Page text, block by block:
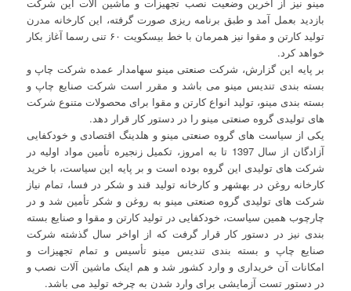
بازدید بعمل آمد و طبق برنامه ریزی صورت گرفته، این کارخانه مدرن
تولید کارتن و مقوا نیز همرمان با خط بیسکویت ۶۰ تنی رسما آغاز بکار
خواهد کرد.
بر پایه این گزارش، شرکت صنعتی مینو سهامدار عمده شرکت چاپ و
بسته بندی تندیس مینو می باشد و مقرر است شرکت صنایع چاپ و
بسته بندی مینو، تولید انواع کارتن و مقوا برای محصولات متنوع شرکت
های تولیدی گروه صنعتی مینو را در دستور کار قرار دهد.
یکی از سیاست های گروه صنعتی مینو و هلدینگ اقتصادی و خودکفایی
آزادگان از سال 1397 تا به امروز، تکمیل زنجیره تأمین مواد اولیه در
شرکت های تولیدی این گروه بوده است و بر پایه این سیاست، با خرید
کارخانه روغن در بهشهر و کارخانه تولید قند و شکر در فسا، تمام نیاز
شرکت های تولیدی گروه صنعتی مینو به روغن و شکر تأمین شد و در
چارچوب همین سیاست، خودکفایی در تولید کارتن و مقوا و صنایع بسته
بندی نیز در دستور کار قرار گرفت که از اواخر سال گذشته شرکت
صنایع چاپ و بسته بندی تندیس مینو تأسیس و تمام تجهیزات و
امکانات آن خریداری و وارد کشور شد و هم اینک ماشین آلات نصب و
در دستور تست آزمایشی برای وارد شدن به چرخه تولید می باشد.